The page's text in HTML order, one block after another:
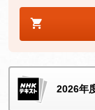
2026年